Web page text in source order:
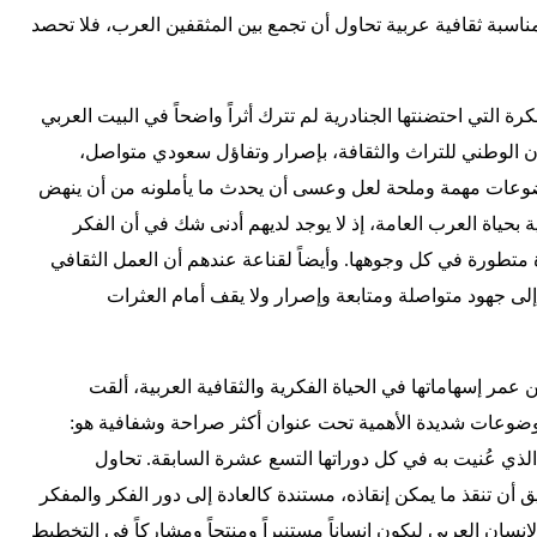
ثقافية عربية تحاول أن تجمع بين المثقفين العرب، فلا تحصد
التي احتضنتها الجنادرية لم تترك أثراً واضحاً في البيت العربي
الوطني للتراث والثقافة، بإصرار وتفاؤل سعودي متواصل،
مهمة وملحة لعل وعسى أن يحدث ما يأملونه من أن ينهض
بحياة العرب العامة، إذ لا يوجد لديهم أدنى شك في أن الفكر
متطورة في كل وجوهها. وأيضاً لقناعة عندهم أن العمل الثقافي
إلى جهود متواصلة ومتابعة وإصرار ولا يقف أمام العثرات
إسهاماتها في الحياة الفكرية والثقافية العربية، ألقت
موضوعات شديدة الأهمية تحت عنوان أكثر صراحة وشفافية هو:
عُنيت به في كل دوراتها التسع عشرة السابقة. تحاول
أن تنقذ ما يمكن إنقاذه، مستندة كالعادة إلى دور الفكر والمفكر
العربي ليكون إنساناً مستنيراً ومنتجاً ومشاركاً في التخطيط